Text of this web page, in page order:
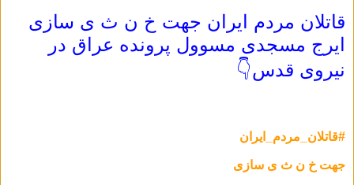
قاتلان مردم ایران جهت خ ن ث ی سازی
ایرج مسجدی مسوول پرونده عراق در
نیروی قدس👇
#قاتلان_مردم_ایران
جهت خ ن ث ی سازی